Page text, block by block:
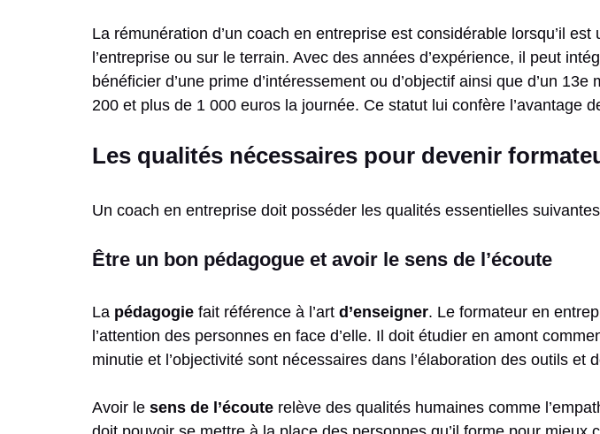
La rémunération d’un coach en entreprise est considérable lorsqu’il
l’entreprise ou sur le terrain. Avec des années d’expérience, il peut
bénéficier d’une prime d’intéressement ou d’objectif ainsi que d’un
200 et plus de 1 000 euros la journée. Ce statut lui confère l’avantage
Les qualités nécessaires pour devenir
Un coach en entreprise doit posséder les qualités essentielles
Être un bon pédagogue et avoir le sens de l’écoute
La pédagogie fait référence à l’art d’enseigner. Le formateur en
l’attention des personnes en face d’elle. Il doit étudier en amont
minutie et l’objectivité sont nécessaires dans l’élaboration des outils
Avoir le sens de l’écoute relève des qualités humaines comme